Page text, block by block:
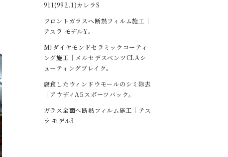
911(992.1)カレラS
フロントガラスへ断熱フィルム施工｜
テスラ モデルY。
MJダイヤモンドセラミックコーティ
ング施工｜メルセデスベンツCLAシ
ューティングブレイク。
腐食したウィンドウモールのシミ除去
｜アウディA5スポーツバック。
ガラス全面へ断熱フィルム施工｜テス
ラ モデル3